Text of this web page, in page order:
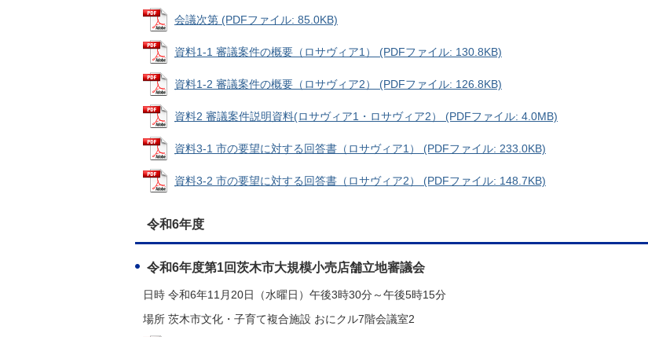
会議次第 (PDFファイル: 85.0KB)
資料1-1 審議案件の概要（ロサヴィア1） (PDFファイル: 130.8KB)
資料1-2 審議案件の概要（ロサヴィア2） (PDFファイル: 126.8KB)
資料2 審議案件説明資料(ロサヴィア1・ロサヴィア2） (PDFファイル: 4.0MB)
資料3-1 市の要望に対する回答書（ロサヴィア1） (PDFファイル: 233.0KB)
資料3-2 市の要望に対する回答書（ロサヴィア2） (PDFファイル: 148.7KB)
令和6年度
令和6年度第1回茨木市大規模小売店舗立地審議会
日時 令和6年11月20日（水曜日）午後3時30分～午後5時15分
場所 茨木市文化・子育て複合施設 おにクル7階会議室2